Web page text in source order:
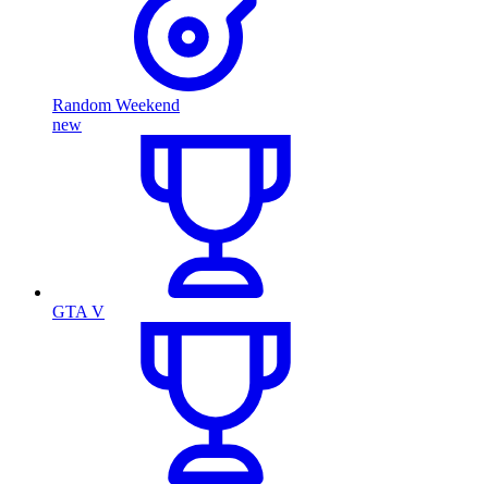
Random Weekend
new
GTA V